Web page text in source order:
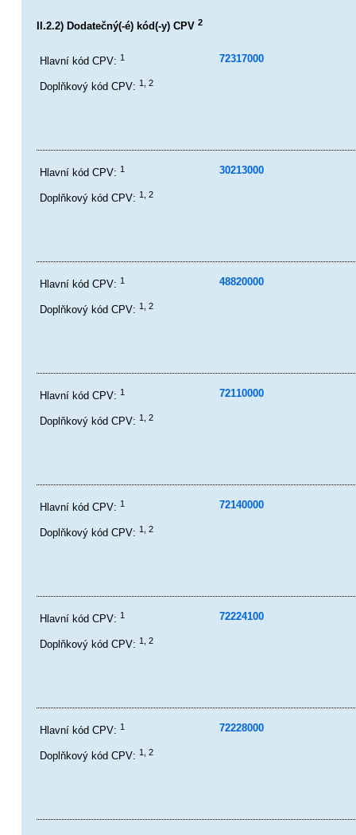
II.2.2) Dodatečný(-é) kód(-y) CPV 2
Hlavní kód CPV: 1 72317000
Doplňkový kód CPV: 1, 2
Hlavní kód CPV: 1 30213000
Doplňkový kód CPV: 1, 2
Hlavní kód CPV: 1 48820000
Doplňkový kód CPV: 1, 2
Hlavní kód CPV: 1 72110000
Doplňkový kód CPV: 1, 2
Hlavní kód CPV: 1 72140000
Doplňkový kód CPV: 1, 2
Hlavní kód CPV: 1 72224100
Doplňkový kód CPV: 1, 2
Hlavní kód CPV: 1 72228000
Doplňkový kód CPV: 1, 2